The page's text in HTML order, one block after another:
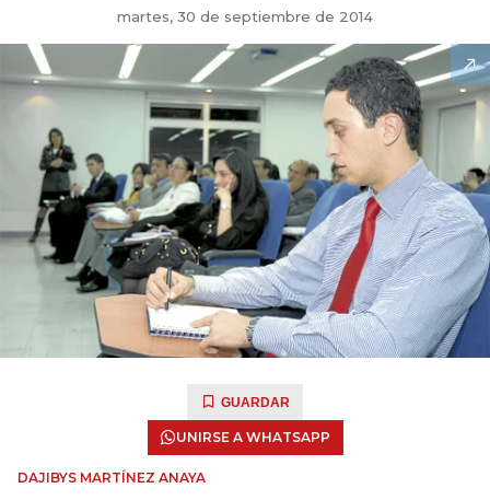
martes, 30 de septiembre de 2014
GUARDAR
UNIRSE A WHATSAPP
DAJIBYS MARTÍNEZ ANAYA